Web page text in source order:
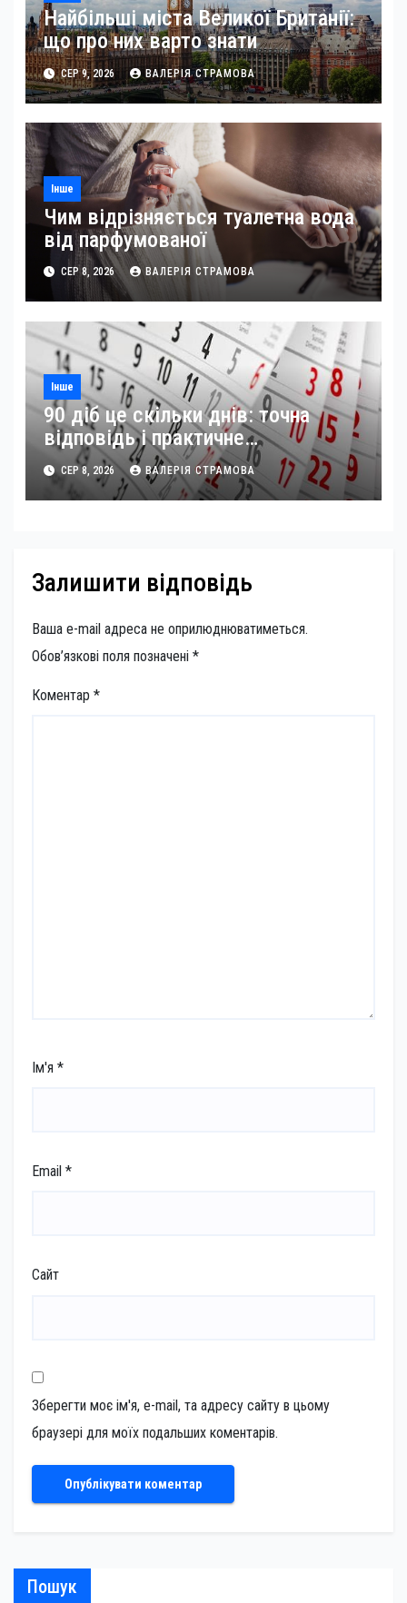
Найбільші міста Великої Британії:
що про них варто знати
СЕР 9, 2026 ВАЛЕРІЯ СТРАМОВА
Інше
Чим відрізняється туалетна вода
від парфумованої
СЕР 8, 2026 ВАЛЕРІЯ СТРАМОВА
Інше
90 діб це скільки днів: точна
відповідь і практичне
застосування
СЕР 8, 2026 ВАЛЕРІЯ СТРАМОВА
Залишити відповідь
Ваша e-mail адреса не оприлюднюватиметься.
Обов’язкові поля позначені *
Коментар *
Ім'я *
Email *
Сайт
Зберегти моє ім'я, e-mail, та адресу сайту в цьому
браузері для моїх подальших коментарів.
Пошук